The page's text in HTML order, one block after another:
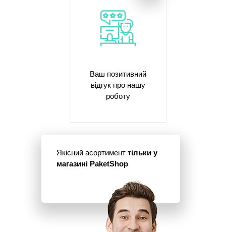
Ваш позитивний
відгук про нашу
роботу
Якісний асортимент тільки у
магазині PaketShop